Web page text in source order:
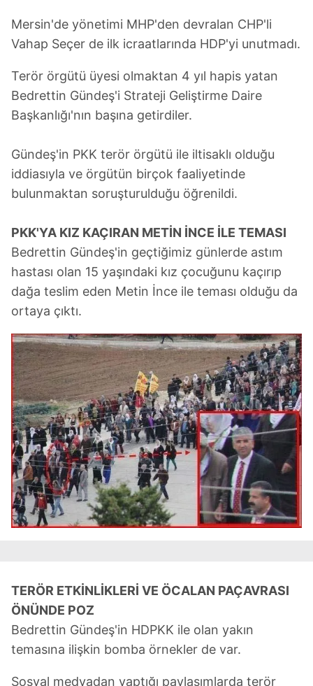
Mersin'de yönetimi MHP'den devralan CHP'li
Vahap Seçer de ilk icraatlarında HDP'yi unutmadı.
Terör örgütü üyesi olmaktan 4 yıl hapis yatan
Bedrettin Gündeş'i Strateji Geliştirme Daire
Başkanlığı'nın başına getirdiler.
Gündeş'in PKK terör örgütü ile iltisaklı olduğu
iddiasıyla ve örgütün birçok faaliyetinde
bulunmaktan soruşturulduğu öğrenildi.
PKK'YA KIZ KAÇIRAN METİN İNCE İLE TEMASI
Bedrettin Gündeş'in geçtiğimiz günlerde astım
hastası olan 15 yaşındaki kız çocuğunu kaçırıp
dağa teslim eden Metin İnce ile teması olduğu da
ortaya çıktı.
TERÖR ETKİNLİKLERİ VE ÖCALAN PAÇAVRASI
ÖNÜNDE POZ
Bedrettin Gündeş'in HDPKK ile olan yakın
temasına ilişkin bomba örnekler de var.
Sosyal medyadan yaptığı paylaşımlarda terör